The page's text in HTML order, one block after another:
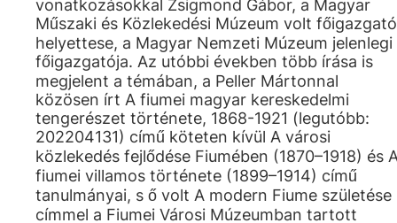
vonatkozásokkal Zsigmond Gábor, a Magyar
Műszaki és Közlekedési Múzeum volt
helyettese, a Magyar Nemzeti Múzeum jelenlegi
főigazgatója. Az utóbbi években több írása is
megjelent a témában, a Peller Mártonnal
közösen írt A fiumei magyar kereskedelmi
tengerészet története, 1868-1921 (legutóbb:
202204131) című köteten kívül A városi
közlekedés fejlődése Fiumében (1870–1918) és
fiumei villamos története (1899–1914) című
tanulmányai, s ő volt A modern Fiume születése
címmel a Fiumei Városi Múzeumban tartott